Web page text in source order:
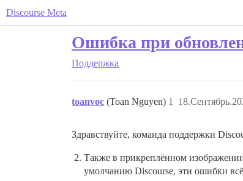
Discourse Meta
Ошибка при
Поддержка
toanvoc (Toan Nguyen) 1
Здравствуйте, команда поддержки
Также в прикреплённом
умолчанию Discourse, эти ошибки